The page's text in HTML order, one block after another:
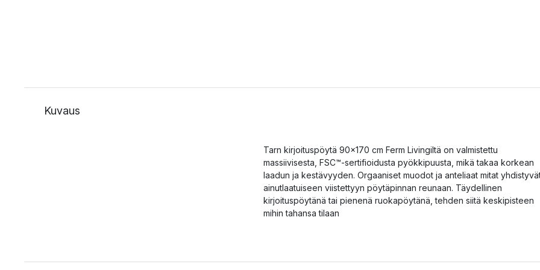
Kuvaus
Tarn kirjoituspöytä 90x170 cm Ferm Livingiltä on valmistettu
massiivisesta, FSC™-sertifioidusta pyökkipuusta, mikä takaa korkean
laadun ja kestävyyden. Orgaaniset muodot ja anteliaat mitat
ainutlaatuiseen viistettyyn pöytäpinnan reunaan. Täydellinen
kirjoituspöytänä tai pienenä ruokapöytänä, tehden siitä keskipisteen
mihin tahansa tilaan